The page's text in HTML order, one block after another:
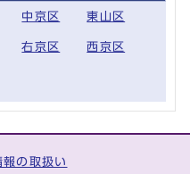
中京区 東山区
右京区 西京区
報の取扱い